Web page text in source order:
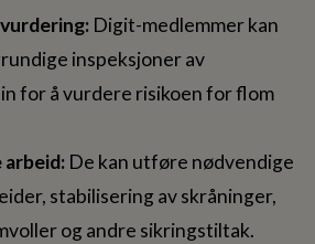
Digit-medlemmer kan
inspeksjoner av
for å vurdere risikoen for flom
arbeid: De kan utføre nødvendige
stabilisering av skråninger,
og andre sikringstiltak.